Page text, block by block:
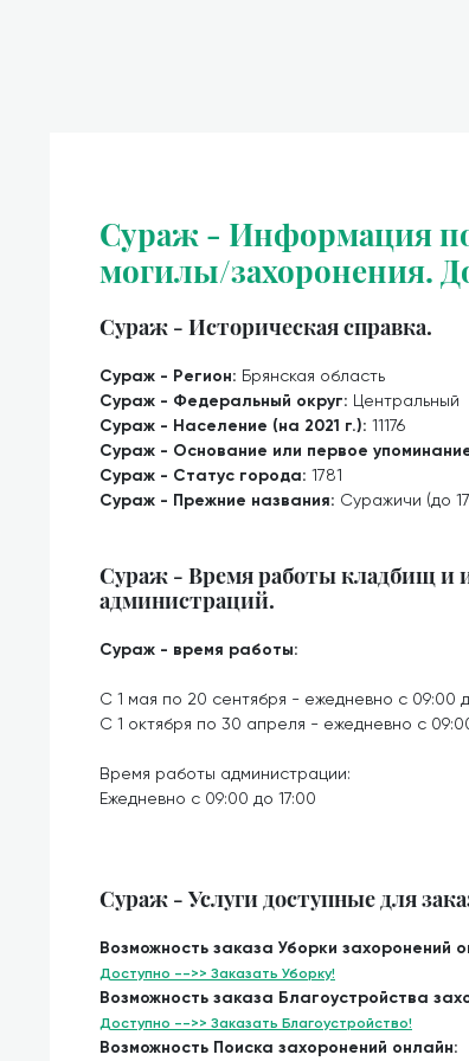
Сураж - Информация по
могилы/захоронения.
Сураж - Историческая справка.
Сураж - Регион: Брянская область
Сураж - Федеральный округ: Центральный
Сураж - Население (на 2021 г.): 11176
Сураж - Основание или первое
Сураж - Статус города: 1781
Сураж - Прежние названия: Суражичи (до
Сураж - Время работы кладбищ и
администраций.
Сураж - время работы:
С 1 мая по 20 сентября - ежедневно с 09:00
С 1 октября по 30 апреля - ежедневно с
Время работы администрации:
Ежедневно с 09:00 до 17:00
Сураж - Услуги доступные для
Возможность заказа Уборки захоронений
Доступно -->> Заказать Уборку!
Возможность заказа Благоустройства
Доступно -->> Заказать Благоустройство!
Возможность Поиска захоронений онлайн: